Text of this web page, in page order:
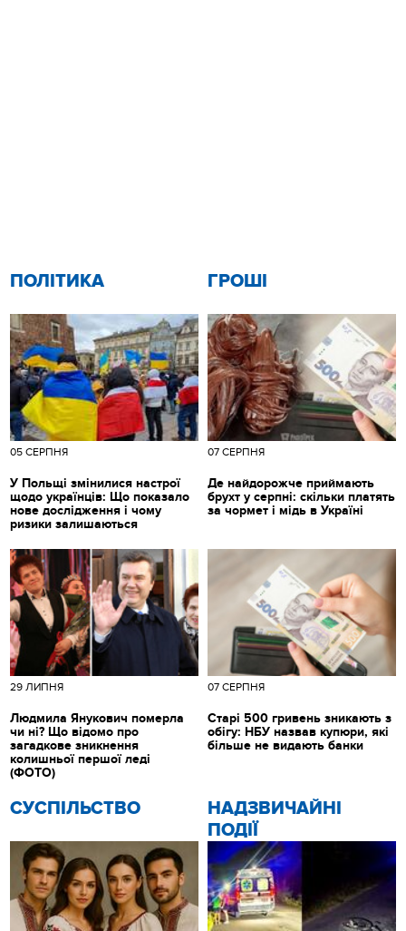
ПОЛІТИКА
05 СЕРПНЯ
У Польщі змінилися настрої
щодо українців: Що показало
нове дослідження і чому
ризики залишаються
ГРОШІ
07 СЕРПНЯ
Де найдорожче приймають
брухт у серпні: скільки платять
за чормет і мідь в Україні
CУСПІЛЬСТВО
НАДЗВИЧАЙНІ
ПОДІЇ
29 ЛИПНЯ
Людмила Янукович померла
чи ні? Що відомо про
загадкове зникнення
колишньої першої леді
(ФОТО)
07 СЕРПНЯ
Старі 500 гривень зникають з
обігу: НБУ назвав купюри, які
більше не видають банки